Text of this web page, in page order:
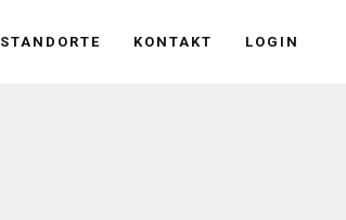
STANDORTE KONTAKT LOGIN